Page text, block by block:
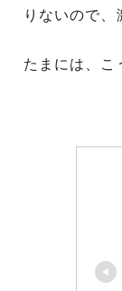
りないので、
たまには、こ